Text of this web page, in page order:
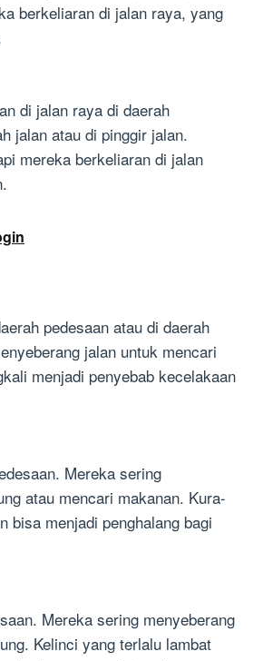
berkeliaran di jalan raya, yang
di jalan raya di daerah
jalan atau di pinggir jalan.
mereka berkeliaran di jalan
pedesaan atau di daerah
jalan untuk mencari
menjadi penyebab kecelakaan
Mereka sering
atau mencari makanan. Kura-
bisa menjadi penghalang bagi
Mereka sering menyeberang
Kelinci yang terlalu lambat